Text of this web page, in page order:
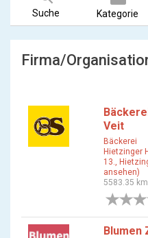
Suche Kategorie
Firma/
Veit
Bäckerei
Hietzinger
13.,
ansehen)
5583.35
Blumen